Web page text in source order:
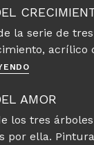
árboles
la
energía
la serie de
El
del
AMOR
los tres
por ella.